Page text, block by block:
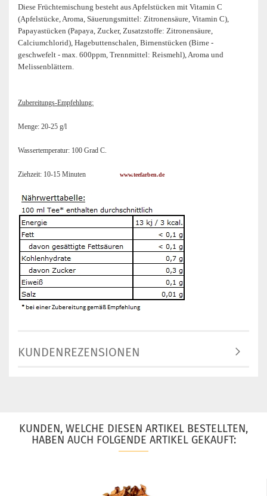
Diese Früchtemischung besteht aus Apfelstücken mit Vitamin C
(Apfelstücke, Aroma, Säuerungsmittel: Zitronensäure, Vitamin C),
Papayastücken (Papaya, Zucker, Zusatzstoffe: Zitronensäure,
Calciumchlorid), Hagebuttenschalen, Birnenstücken (Birne -
geschwefelt - max. 600ppm, Trennmittel: Reismehl), Aroma und
Melissenblättern.
Zubereitungs-Empfehlung:
Menge: 20-25 g/l
Wassertemperatur: 100 Grad C.
Ziehzeit: 10-15 Minuten www.teefarben.de
KUNDENREZENSIONEN
KUNDEN, WELCHE DIESEN ARTIKEL BESTELLTEN,
HABEN AUCH FOLGENDE ARTIKEL GEKAUFT: